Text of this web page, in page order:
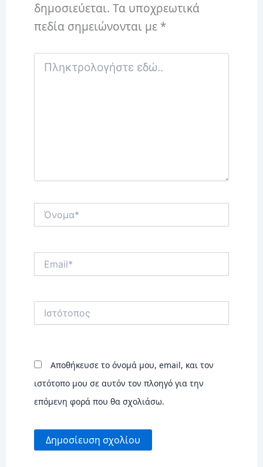
δημοσιεύεται. Τα υποχρεωτικά
πεδία σημειώνονται με *
Πληκτρολογήστε
εδώ..
Όνομα*
Ιστότοπος
Αποθήκευσε το όνομά μου, email, και τον
ιστότοπο μου σε αυτόν τον πλοηγό για την
επόμενη φορά που θα σχολιάσω.